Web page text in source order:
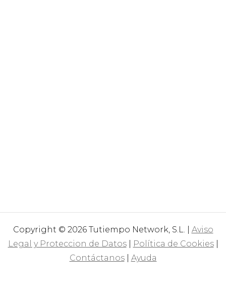
Copyright © 2026 Tutiempo Network, S.L. | Aviso
Legal y Proteccion de Datos| Política de Cookies|
Contáctanos| Ayuda